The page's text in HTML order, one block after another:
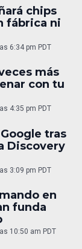
chips
fábrica ni
6:34 pm PDT
más
con tu
4:35 pm PDT
tras
Discovery
3:09 pm PDT
en
funda
10:50 am PDT